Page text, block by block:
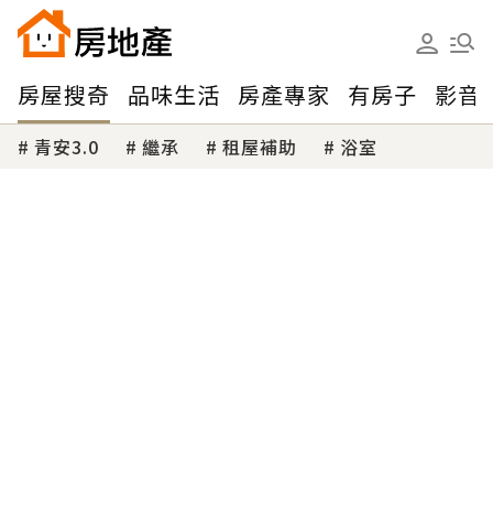
房屋搜奇 品味生活 房產專家 有房子 影音
青安3.0 繼承 租屋補助 浴室